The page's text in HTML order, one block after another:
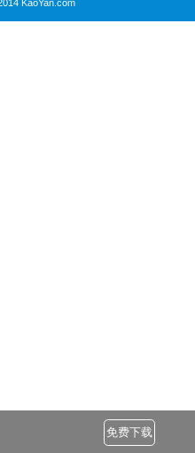
KaoYan.com
免费下载